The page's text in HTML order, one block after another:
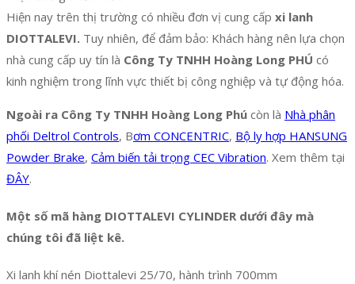
Hiện nay trên thị trường có nhiều đơn vị cung cấp xi lanh
DIOTTALEVI. Tuy nhiên, để đảm bảo: Khách hàng nên lựa chọn
nhà cung cấp uy tín là Công Ty TNHH Hoàng Long PHÚ có
kinh nghiệm trong lĩnh vực thiết bị công nghiệp và tự động hóa.
Ngoài ra Công Ty TNHH Hoàng Long Phú còn là Nhà phân
phối Deltrol Controls, Bơm CONCENTRIC, Bộ ly hợp HANSUNG
Powder Brake, Cảm biến tải trọng CEC Vibration. Xem thêm tại
ĐÂY.
Một số mã hàng DIOTTALEVI CYLINDER dưới đây mà
chúng tôi đã liệt kê.
Xi lanh khí nén Diottalevi 25/70, hành trình 700mm